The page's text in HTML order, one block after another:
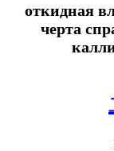
откидная
черта